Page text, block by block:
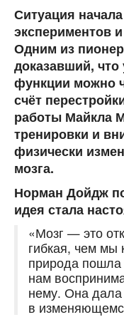
Ситуация
экспериментов
Одним из
доказавший,
функции можно
счёт
работы Майкла
тренировки и
физически
мозга.
Норман Дойдж
идея стала
«Мозг — это
гибкая, чем мы
природа пошла
нам
нему. Она
в